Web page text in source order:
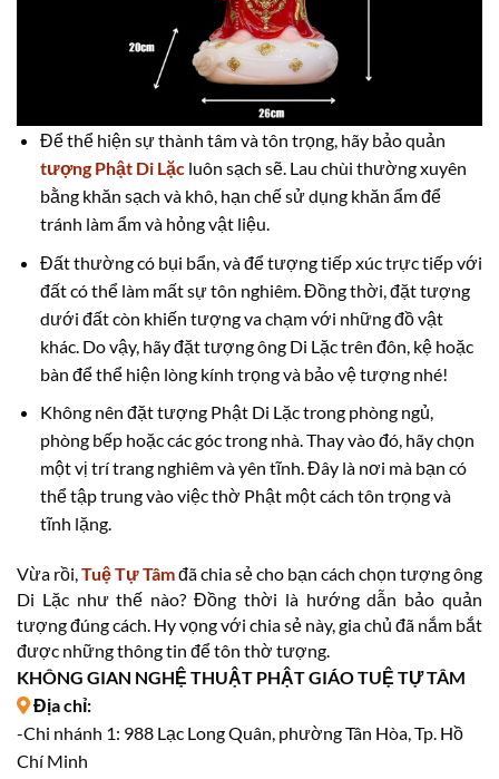
Để thể hiện sự thành tâm và tôn trọng, hãy bảo quản
tượng Phật Di Lặcluôn sạch sẽ. Lau chùi thường xuyên
bằng khăn sạch và khô, hạn chế sử dụng khăn ẩm để
tránh làm ẩm và hỏng vật liệu.
Đất thường có bụi bẩn, và để tượng tiếp xúc trực tiếp với
đất có thể làm mất sự tôn nghiêm. Đồng thời, đặt tượng
dưới đất còn khiến tượng va chạm với những đồ vật
khác. Do vậy, hãy đặt tượng ông Di Lặc trên đôn, kệ hoặc
bàn để thể hiện lòng kính trọng và bảo vệ tượng nhé!
Không nên đặt tượng Phật Di Lặc trong phòng ngủ,
phòng bếp hoặc các góc trong nhà. Thay vào đó, hãy chọn
một vị trí trang nghiêm và yên tĩnh. Đây là nơi mà bạn có
thể tập trung vào việc thờ Phật một cách tôn trọng và
tĩnh lặng.
Vừa rồi,Tuệ Tự Tâmđã chia sẻ cho bạn cách chọn tượng ông
Di Lặc như thế nào? Đồng thời là hướng dẫn bảo quản
tượng đúng cách. Hy vọng với chia sẻ này, gia chủ đã nắm bắt
được những thông tin để tôn thờ tượng.
KHÔNG GIAN NGHỆ THUẬT PHẬT GIÁO TUỆ TỰ TÂM
Địa chỉ:
-Chi nhánh 1: 988 Lạc Long Quân, phường Tân Hòa, Tp. Hồ
Chí Minh